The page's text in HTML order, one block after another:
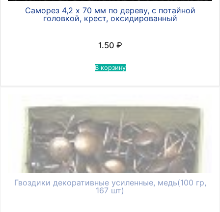
Саморез 4,2 х 70 мм по дереву, с потайной
головкой, крест, оксидированный
1.50 ₽
В корзину
Гвоздики декоративные усиленные, медь(100 гр,
167 шт)